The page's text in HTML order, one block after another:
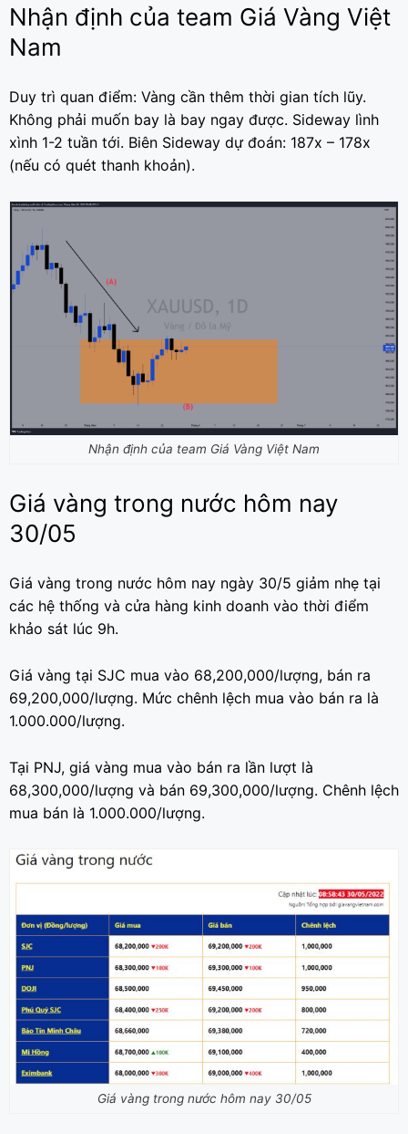
Nhận định của team Giá Vàng Việt
Nam
Duy trì quan điểm: Vàng cần thêm thời gian tích lũy.
Không phải muốn bay là bay ngay được. Sideway lình
xình 1-2 tuần tới. Biên Sideway dự đoán: 187x – 178x
(nếu có quét thanh khoản).
Nhận định của team Giá Vàng Việt Nam
Giá vàng trong nước hôm nay
30/05
Giá vàng trong nước hôm nay ngày 30/5 giảm nhẹ tại
các hệ thống và cửa hàng kinh doanh vào thời điểm
khảo sát lúc 9h.
Giá vàng tại SJC mua vào 68,200,000/lượng, bán ra
69,200,000/lượng. Mức chênh lệch mua vào bán ra là
1.000.000/lượng.
Tại PNJ, giá vàng mua vào bán ra lần lượt là
68,300,000/lượng và bán 69,300,000/lượng. Chênh lệch
mua bán là 1.000.000/lượng.
Giá vàng trong nước hôm nay 30/05